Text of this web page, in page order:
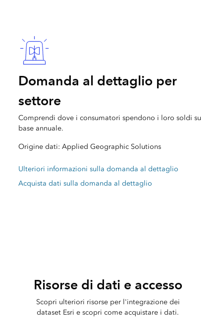
Domanda al dettaglio per
settore
Comprendi dove i consumatori spendono i loro soldi su
base annuale.
Origine dati: Applied Geographic Solutions
Ulteriori informazioni sulla domanda al dettaglio
Acquista dati sulla domanda al dettaglio
Risorse di dati e accesso
Scopri ulteriori risorse per l'integrazione dei
dataset Esri e scopri come acquistare i dati.